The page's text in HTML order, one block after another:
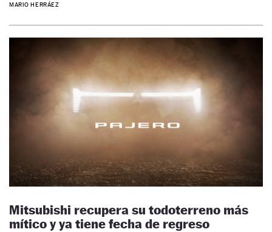
MARIO HERRÁEZ
Mitsubishi recupera su todoterreno más
mítico y ya tiene fecha de regreso